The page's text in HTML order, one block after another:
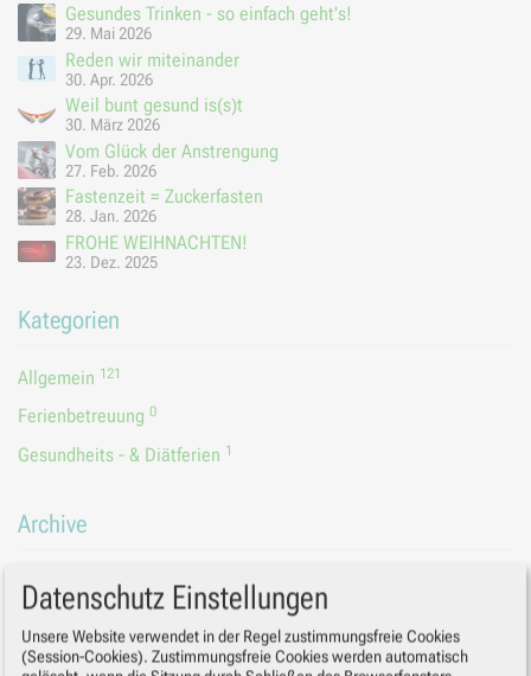
Gesundes Trinken - so einfach geht's!
29. Mai 2026
Reden wir miteinander
30. Apr. 2026
Weil bunt gesund is(s)t
30. März 2026
Vom Glück der Anstrengung
27. Feb. 2026
Fastenzeit = Zuckerfasten
28. Jan. 2026
FROHE WEIHNACHTEN!
23. Dez. 2025
Kategorien
Allgemein 121
Ferienbetreuung 0
Gesundheits - & Diätferien 1
Archive
2025
2024
2023
Datenschutz Einstellungen
Unsere Website verwendet in der Regel zustimmungsfreie Cookies
(Session-Cookies). Zustimmungsfreie Cookies werden automatisch